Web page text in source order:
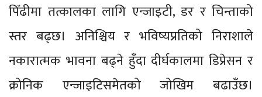
पिँढीमा तत्कालका लागि एन्जाइटी, डर र चिन्ताको
स्तर बढ्छ। अनिश्चिय र भविष्यप्रतिको निराशाले
नकारात्मक भावना बढ्ने हुँदा दीर्घकालमा डिप्रेसन र
क्रोनिक एन्जाइटिसमेतको जोखिम बढाउँछ।